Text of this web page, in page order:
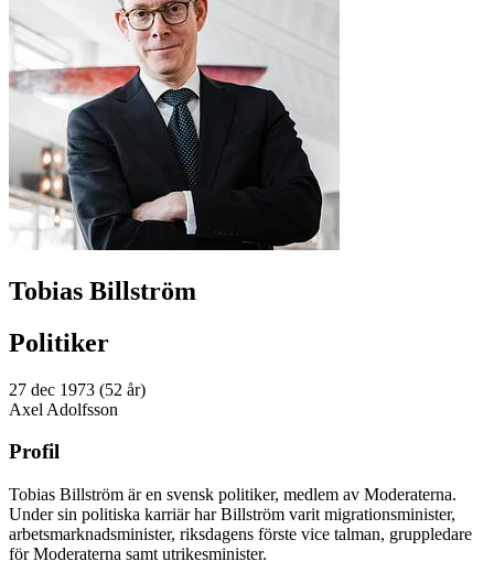
Tobias Billström
Politiker
27 dec 1973 (52 år)
Axel Adolfsson
Profil
Tobias Billström är en svensk politiker, medlem av Moderaterna.
Under sin politiska karriär har Billström varit migrationsminister,
arbetsmarknadsminister, riksdagens förste vice talman, gruppledare
för Moderaterna samt utrikesminister.